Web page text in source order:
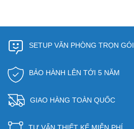
SETUP VĂN PHÒNG TRỌN GÓI
BẢO HÀNH LÊN TỚI 5 NĂM
GIAO HÀNG TOÀN QUỐC
TƯ VẤN THIẾT KẾ MIỄN PHÍ